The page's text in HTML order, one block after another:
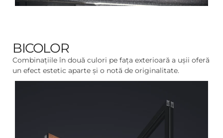
BICOLOR
Combinațiile în două culori pe fața exterioară a ușii oferă
un efect estetic aparte și o notă de originalitate.